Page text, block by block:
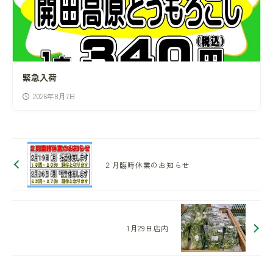
緊急入荷
2026年8月7日
２月臨時休業のお知らせ
1月29日店内